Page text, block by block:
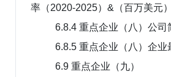
率（2020-2025）&（百万美元）
6.8.4 重点企业（八）公司
6.8.5 重点企业（八）企业
6.9 重点企业（九）